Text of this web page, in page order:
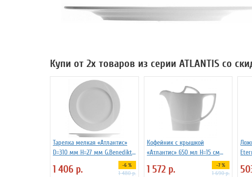
Купи от 2х товаров из серии ATLANTIS со
Тарелка мелкая «Атлантис»
D=310 мм H=27 мм G.Benedikt
1 406 р. -6 %
1 480р.
Кофейник с крышкой
«Атлантис» 650 мл H=15 см
L=19 см B=10.5 см G.Benedikt
3160337
1 572 р. -7 %
1 690р.